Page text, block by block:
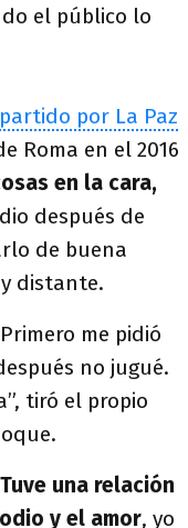
el público lo
partido por La Paz
Roma en el 2016
en la cara,
después de
de buena
distante.
me pidió
no jugué.
tiró el propio
Tuve una relación
y el amor, yo